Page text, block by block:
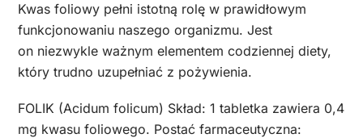
Kwas foliowy pełni istotną rolę w prawidłowym
funkcjonowaniu naszego organizmu. Jest
on niezwykle ważnym elementem codziennej diety,
który trudno uzupełniać z pożywienia.
FOLIK (Acidum folicum) Skład: 1 tabletka zawiera 0,4
mg kwasu foliowego. Postać farmaceutyczna: